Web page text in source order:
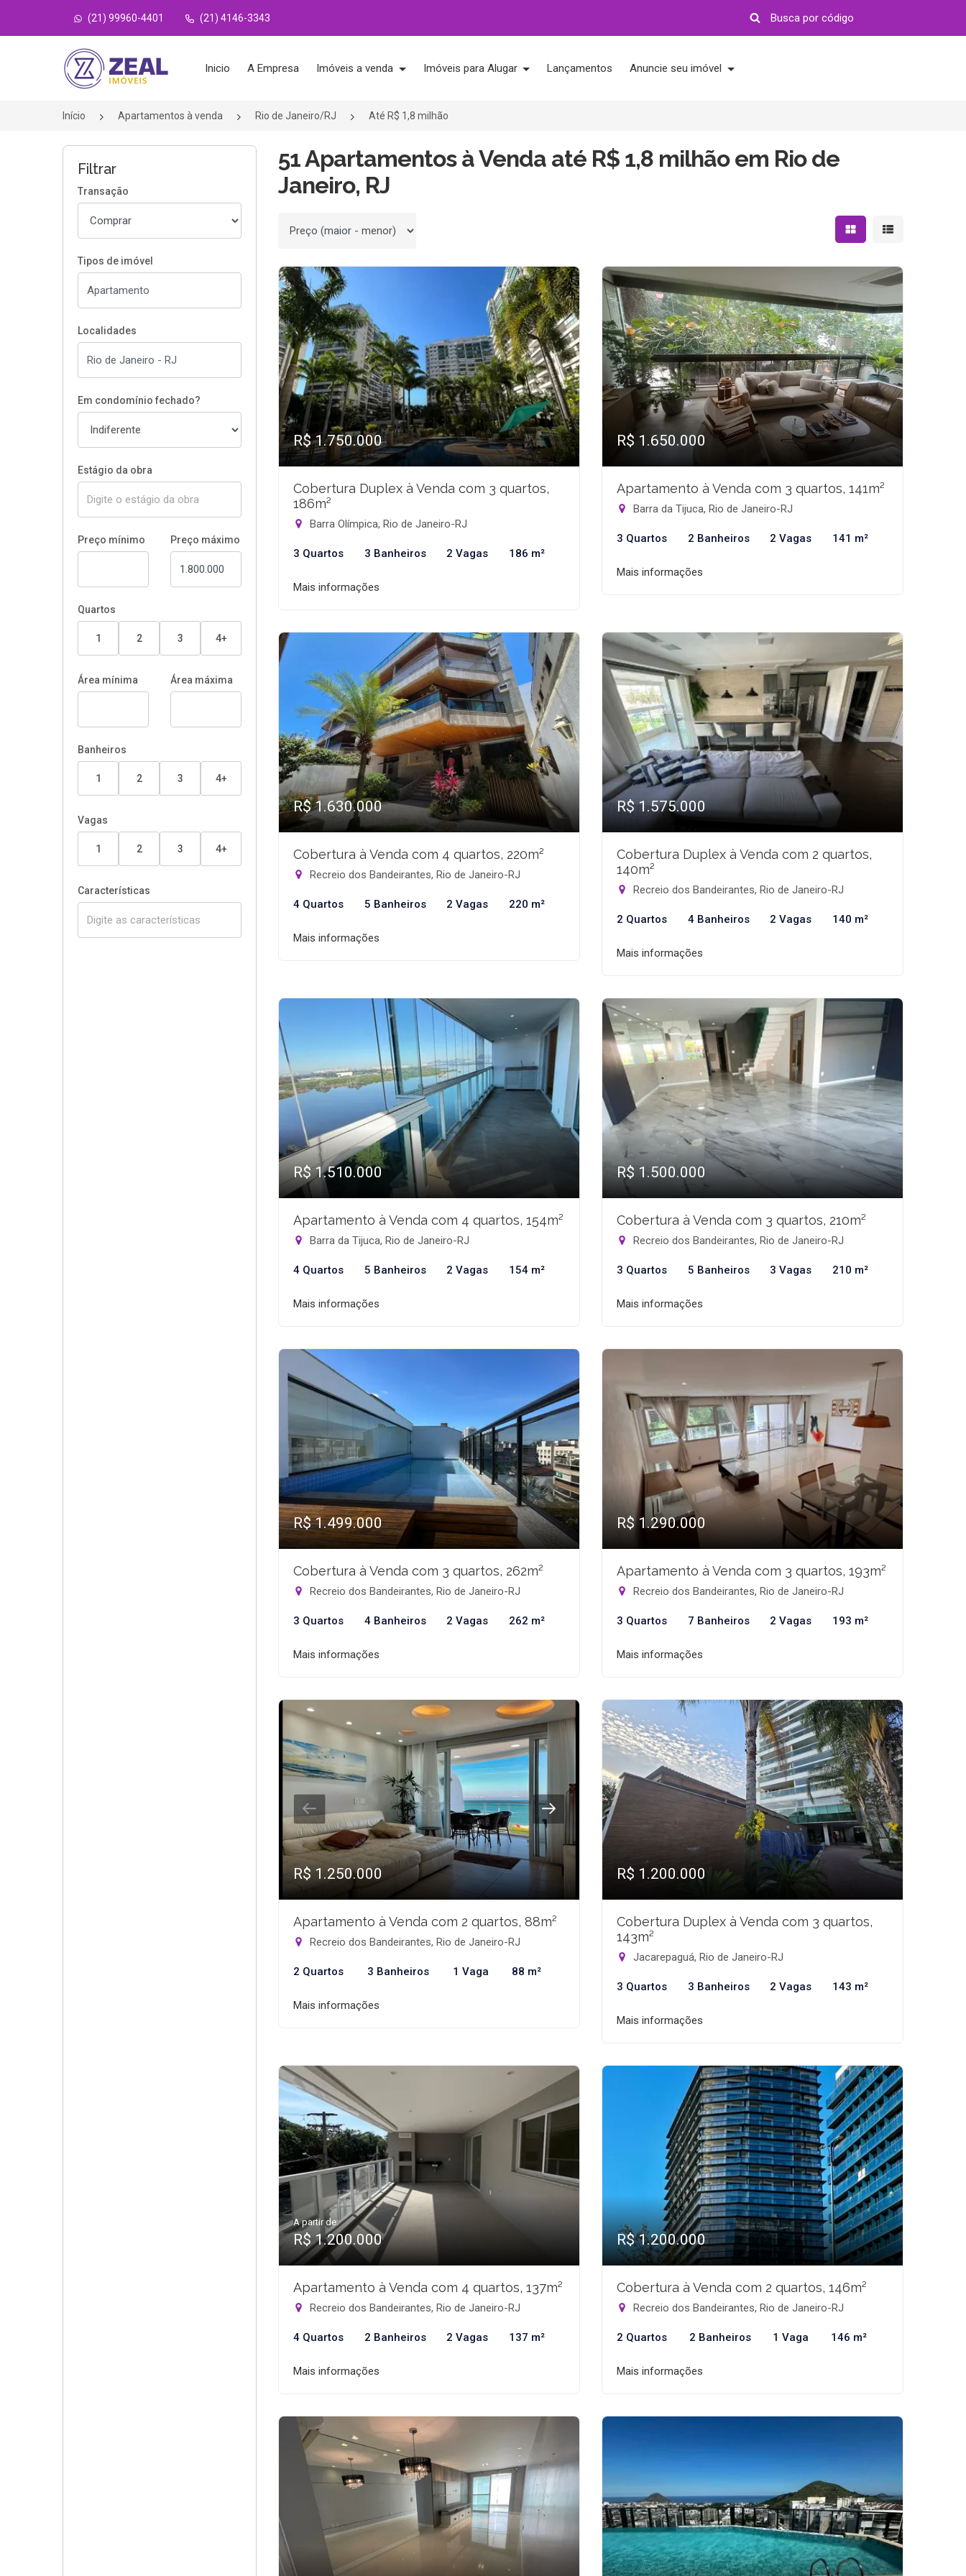
(21) 99960-4401 (21) 4146-3343
Página inicial
Inicio A Empresa Imóveis a venda Imóveis para Alugar Lançamentos Anuncie seu imóvel
Início Apartamentos à venda Rio de Janeiro/RJ Até R$ 1,8 milhão
Filtrar
Transação
Tipos de imóvel
Localidades
Em condomínio fechado?
Estágio da obra
Preço mínimo Preço máximo
Quartos
1 2 3 4+
Área mínima Área máxima
Banheiros
1 2 3 4+
Vagas
1 2 3 4+
Características
51 Apartamentos à Venda até R$ 1,8 milhão em Rio de
Janeiro, RJ
Ordenar por Mostrar resultados em
Mostrar
R$ 1.750.000
Cobertura Duplex à Venda com 3 quartos,
186m²
Barra Olímpica, Rio de Janeiro-RJ
3 Quartos 3 Banheiros 2 Vagas 186 m²
Mais informações
R$ 1.650.000
Apartamento à Venda com 3 quartos, 141m²
Barra da Tijuca, Rio de Janeiro-RJ
3 Quartos 2 Banheiros 2 Vagas 141 m²
Mais informações
R$ 1.630.000
Cobertura à Venda com 4 quartos, 220m²
Recreio dos Bandeirantes, Rio de Janeiro-RJ
4 Quartos 5 Banheiros 2 Vagas 220 m²
Mais informações
R$ 1.575.000
Cobertura Duplex à Venda com 2 quartos,
140m²
Recreio dos Bandeirantes, Rio de Janeiro-RJ
2 Quartos 4 Banheiros 2 Vagas 140 m²
Mais informações
R$ 1.510.000
Apartamento à Venda com 4 quartos, 154m²
Barra da Tijuca, Rio de Janeiro-RJ
4 Quartos 5 Banheiros 2 Vagas 154 m²
Mais informações
R$ 1.500.000
Cobertura à Venda com 3 quartos, 210m²
Recreio dos Bandeirantes, Rio de Janeiro-RJ
3 Quartos 5 Banheiros 3 Vagas 210 m²
Mais informações
R$ 1.499.000
Cobertura à Venda com 3 quartos, 262m²
Recreio dos Bandeirantes, Rio de Janeiro-RJ
3 Quartos 4 Banheiros 2 Vagas 262 m²
Mais informações
R$ 1.290.000
Apartamento à Venda com 3 quartos, 193m²
Recreio dos Bandeirantes, Rio de Janeiro-RJ
3 Quartos 7 Banheiros 2 Vagas 193 m²
Mais informações
R$ 1.250.000
Apartamento à Venda com 2 quartos, 88m²
Recreio dos Bandeirantes, Rio de Janeiro-RJ
2 Quartos 3 Banheiros 1 Vaga 88 m²
Mais informações
R$ 1.200.000
Cobertura Duplex à Venda com 3 quartos,
143m²
Jacarepaguá, Rio de Janeiro-RJ
3 Quartos 3 Banheiros 2 Vagas 143 m²
Mais informações
A partir de:
R$ 1.200.000
Apartamento à Venda com 4 quartos, 137m²
Recreio dos Bandeirantes, Rio de Janeiro-RJ
4 Quartos 2 Banheiros 2 Vagas 137 m²
Mais informações
R$ 1.200.000
Cobertura à Venda com 2 quartos, 146m²
Recreio dos Bandeirantes, Rio de Janeiro-RJ
2 Quartos 2 Banheiros 1 Vaga 146 m²
Mais informações